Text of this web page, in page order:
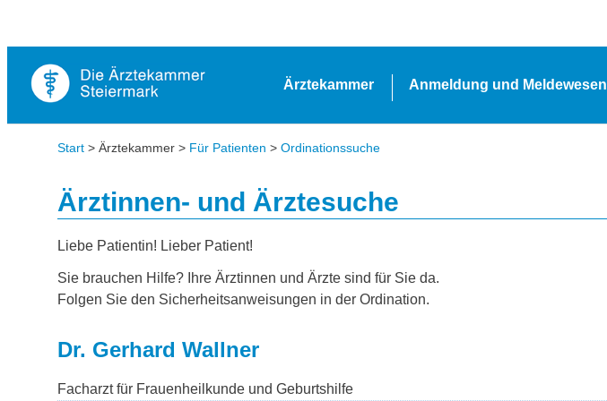
Ärztekammer Anmeldung und Meldewesen
Start > Ärztekammer > Für Patienten > Ordinationssuche
Ärztinnen- und Ärztesuche
Liebe Patientin! Lieber Patient!
Sie brauchen Hilfe? Ihre Ärztinnen und Ärzte sind für Sie da.
Folgen Sie den Sicherheitsanweisungen in der Ordination.
Dr. Gerhard Wallner
Facharzt für Frauenheilkunde und Geburtshilfe